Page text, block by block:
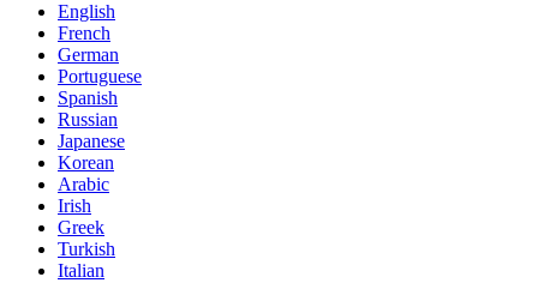
English
French
German
Portuguese
Spanish
Russian
Japanese
Korean
Arabic
Irish
Greek
Turkish
Italian